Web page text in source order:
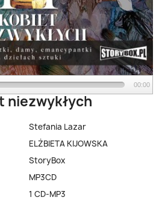
00:00
Stefania Lazar
ELŻBIETA KIJOWSKA
StoryBox
MP3CD
1 CD-MP3